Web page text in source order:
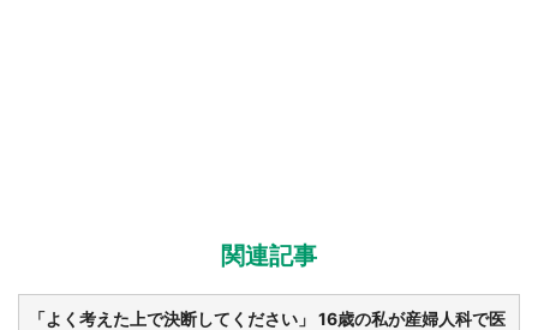
関連記事
「よく考えた上で決断してください」 16歳の私が産婦人科で医